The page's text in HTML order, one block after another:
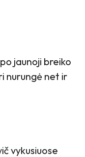
jaunoji breiko
nurungė net ir
vykusiuose